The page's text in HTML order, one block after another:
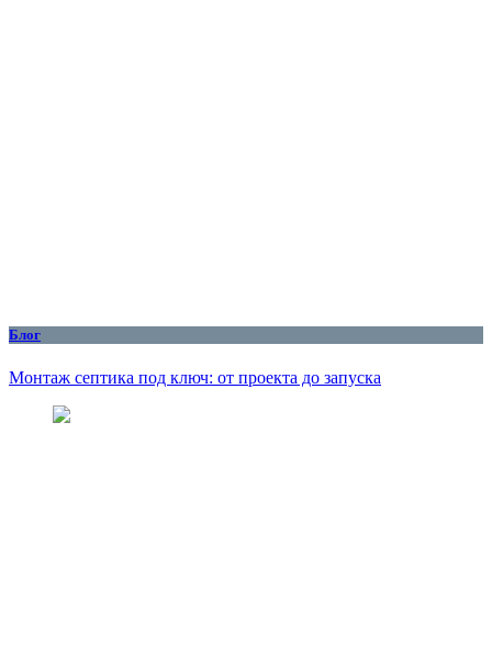
Блог
Монтаж септика под ключ: от проекта до запуска